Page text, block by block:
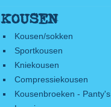
KOUSEN
Kousen/sokken
Sportkousen
Kniekousen
Compressiekousen
Kousenbroeken - Panty's